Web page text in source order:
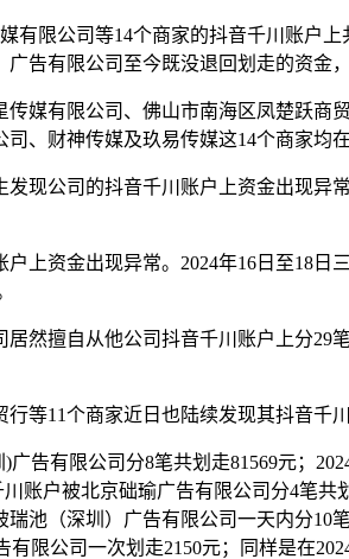
有限公司等14个商家的抖音千川账
告有限公司至今既没退回划走的资金
媒有限公司、佛山市南海区凤楚跃
、财神传媒及玖易传媒这14个商家
现公司的抖音千川账户上资金出现
上资金出现异常。2024年16日至18
然擅自从他公司抖音千川账户上分29
等11个商家近日也陆续发现其抖音
告有限公司分8笔共划走81569元；
账户被北京础瑜广告有限公司分4笔
池（深圳）广告有限公司一天内分
限公司一次划走2150元；同样是在